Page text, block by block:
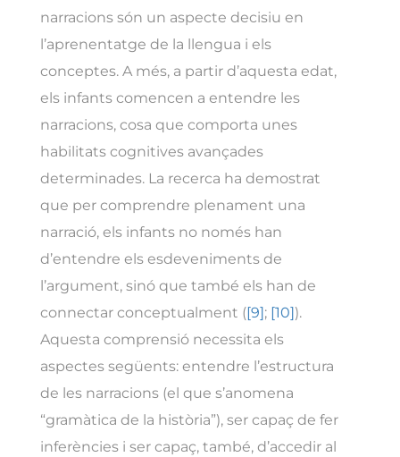
narracions són un aspecte decisiu en
l’aprenentatge de la llengua i els
conceptes. A més, a partir d’aquesta edat,
els infants comencen a entendre les
narracions, cosa que comporta unes
habilitats cognitives avançades
determinades. La recerca ha demostrat
que per comprendre plenament una
narració, els infants no només han
d’entendre els esdeveniments de
l’argument, sinó que també els han de
connectar conceptualment ([9]; [10]).
Aquesta comprensió necessita els
aspectes següents: entendre l’estructura
de les narracions (el que s’anomena
“gramàtica de la història”), ser capaç de fer
inferències i ser capaç, també, d’accedir al